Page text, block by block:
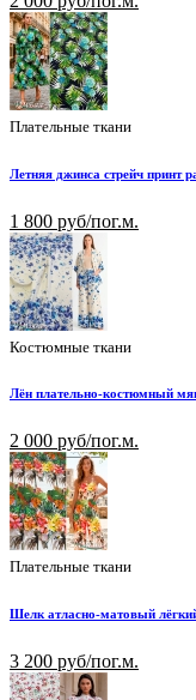
Плательные ткани
Летняя джинса стрейч принт
1 800 руб/пог.м.
Костюмные ткани
Лён плательно-костюмный
2 000 руб/пог.м.
Плательные ткани
Шелк атласно-матовый
3 200 руб/пог.м.